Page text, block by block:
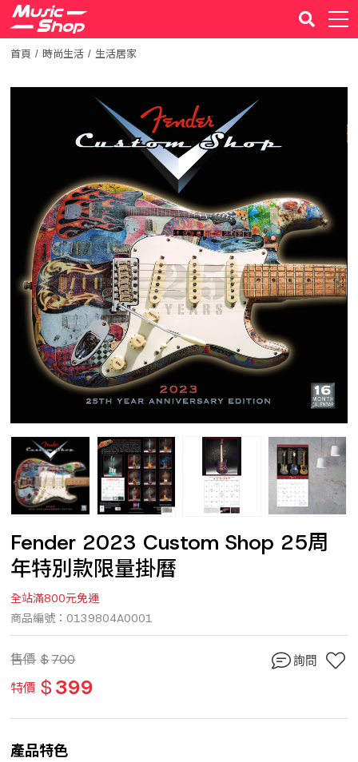
首頁 時尚生活 生活居家
Fender 2023 Custom Shop 25周
年特別款限量掛曆
全站滿800元免運
商品編號：0139804A0001
售價 $700
特價 $399
詢問
產品特色